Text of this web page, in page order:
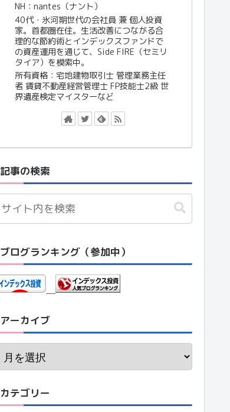
NH：nantes（ナント）
40代・氷河期世代の会社員 兼 個人投資
家。首都圏在住。生活改善につながる合
理的な節約術とインデックスファンドで
の資産運用を通じて、Side FIRE（セミリ
タイア）を模索中。
所有資格：宅地建物取引士 管理業務主任
者 賃貸不動産経営管理士 FP技能士2級 世
界遺産検定マイスターなど
記事の検索
ブログランキング（参加中）
アーカイブ
カテゴリー